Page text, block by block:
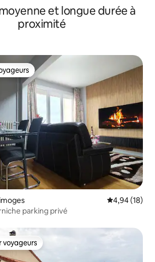
et longue durée à
proximité
Évaluation
4,94 (18)
parking privé
les plus appréciés